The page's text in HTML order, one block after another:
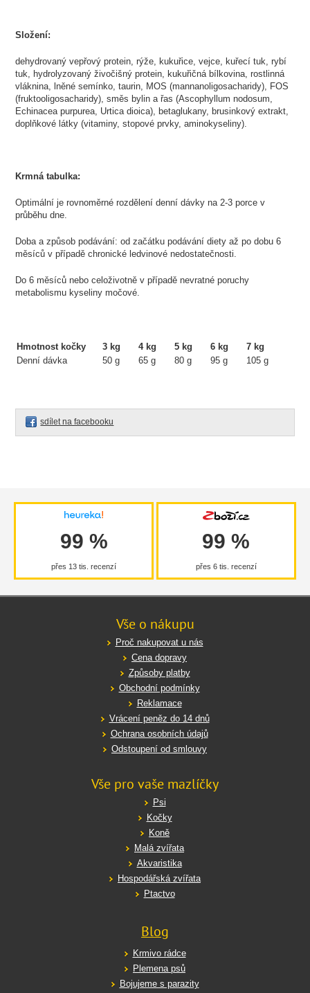
Složení:
dehydrovaný vepřový protein, rýže, kukuřice, vejce, kuřecí tuk, rybí
tuk, hydrolyzovaný živočišný protein, kukuřičná bílkovina, rostlinná
vláknina, lněné semínko, taurin, MOS (mannanoligosacharidy), FOS
(fruktooligosacharidy), směs bylin a řas (Ascophyllum nodosum,
Echinacea purpurea, Urtica dioica), betaglukany, brusinkový extrakt,
doplňkové látky (vitaminy, stopové prvky, aminokyseliny).
Krmná tabulka:
Optimální je rovnoměrné rozdělení denní dávky na 2-3 porce v
průběhu dne.
Doba a způsob podávání: od začátku podávání diety až po dobu 6
měsíců v případě chronické ledvinové nedostatečnosti.
Do 6 měsíců nebo celoživotně v případě nevratné poruchy
metabolismu kyseliny močové.
Hmotnost kočky 3 kg 4 kg 5 kg 6 kg
7 kg
Denní dávka
50 g 65 g 80 g 95 g 105 g
sdílet na facebooku
99 %
přes 13 tis. recenzí
99 %
přes 6 tis. recenzí
Vše o nákupu
Proč nakupovat u nás
Cena dopravy
Způsoby platby
Obchodní podmínky
Reklamace
Vrácení peněz do 14 dnů
Ochrana osobních údajů
Odstoupení od smlouvy
Vše pro vaše mazlíčky
Psi
Kočky
Koně
Malá zvířata
Akvaristika
Hospodářská zvířata
Ptactvo
Blog
Krmivo rádce
Plemena psů
Bojujeme s parazity